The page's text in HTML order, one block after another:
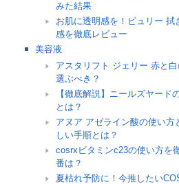
みた結果
お肌に透明感を！ビュリー 拭
感を徹底レビュー
美容液
アスタリフト ジェリー 赤と
選ぶべき？
【徹底解説】ニールズヤード
とは？
アヌア アゼライン酸の使い
しい手順とは？
cosrxビタミンc23の使い方を
番は？
夏枯れ予防に！今推したい